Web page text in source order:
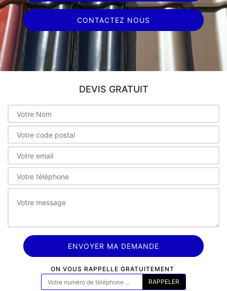
CONTACTEZ NOUS
DEVIS GRATUIT
ON VOUS RAPPELLE GRATUITEMENT